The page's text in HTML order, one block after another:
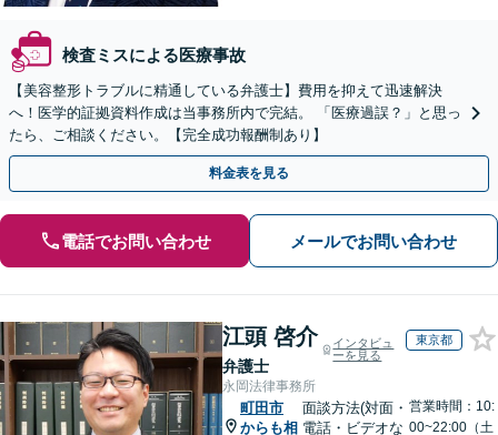
検査ミスによる医療事故
【美容整形トラブルに精通している弁護士】費用を抑えて迅速解決
へ！医学的証拠資料作成は当事務所内で完結。 「医療過誤？」と思っ
たら、ご相談ください。【完全成功報酬制あり】
料金表を見る
電話でお問い合わせ メールでお問い合わせ
江頭 啓介
弁護士
インタビュ
ーを見る
東京都
永岡法律事務所
町田市
からも相
面談方法(対面・
電話・ビデオな
営業時間：10:
00~22:00（土